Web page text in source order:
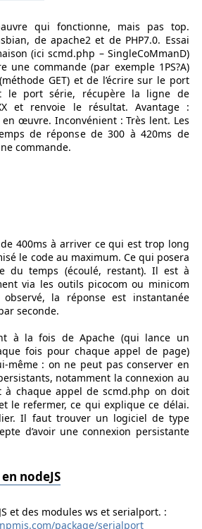
qui fonctionne, mais pas top.
de apache2 et de PHP7.0. Essai
(ici scmd.php – SingleCoMmanD)
une commande (par exemple 1PS?A)
GET) et de l’écrire sur le port
le port série, récupère la ligne de
et renvoie le résultat. Avantage :
œuvre. Inconvénient : Très lent. Les
de réponse de 300 à 420ms de
commande.
400ms à arriver ce qui est trop long
le code au maximum. Ce qui posera
du temps (écoulé, restant). Il est à
via les outils picocom ou minicom
la réponse est instantanée
seconde.
à la fois de Apache (qui lance un
fois pour chaque appel de page)
même : on ne peut pas conserver en
notamment la connexion au
à chaque appel de scmd.php on doit
le refermer, ce qui explique ce délai.
Il faut trouver un logiciel de type
d’avoir une connexion persistante
nodeJS
et des modules ws et serialport. :
package/serialport